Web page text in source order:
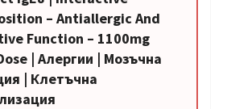
– Antiallergic And
Function – 1100mg
| Алергии | Мозъчна
| Клетъчна